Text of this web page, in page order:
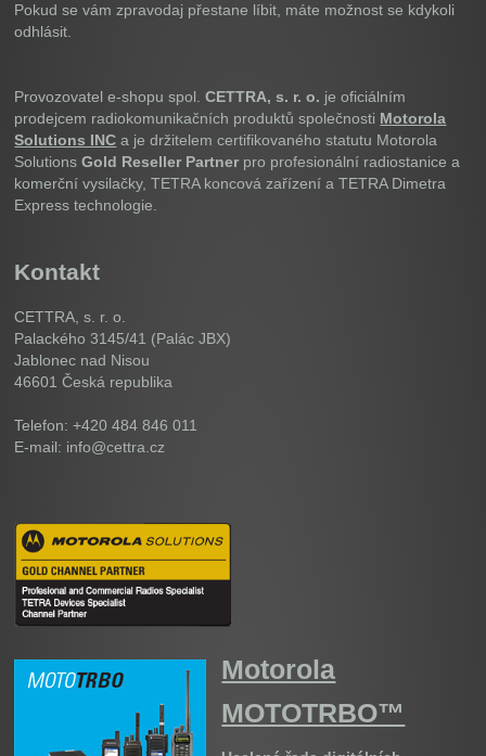
Pokud se vám zpravodaj přestane líbit, máte možnost se kdykoli
odhlásit.
Provozovatel e-shopu spol.CETTRA, s. r. o. je oficiálním
prodejcem radiokomunikačních produktů společnosti Motorola
Solutions INC a je držitelem certifikovaného statutu Motorola
SolutionsGold Reseller Partner pro profesionální radiostanice a
komerční vysilačky, TETRA koncová zařízení a TETRA Dimetra
Express technologie.
Kontakt
CETTRA, s. r. o.
Palackého 3145/41 (Palác JBX)
Jablonec nad Nisou
46601Česká republika
Telefon: +420 484 846 011
E-mail: info@cettra.cz
Motorola
MOTOTRBO™